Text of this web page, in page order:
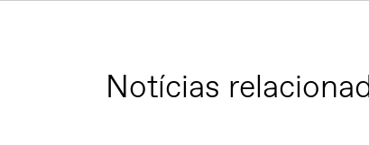
Notícias